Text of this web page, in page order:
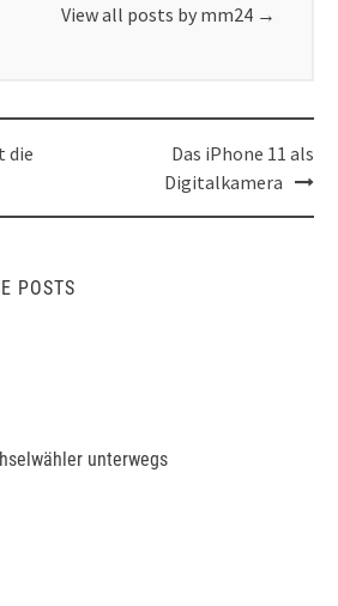
View all posts by mm24 →
die
Das iPhone 11 als
Digitalkamera
POSTS
unterwegs